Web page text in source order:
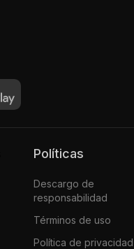
Políticas
Descargo de
responsabilidad
Términos de uso
Política de privacidad